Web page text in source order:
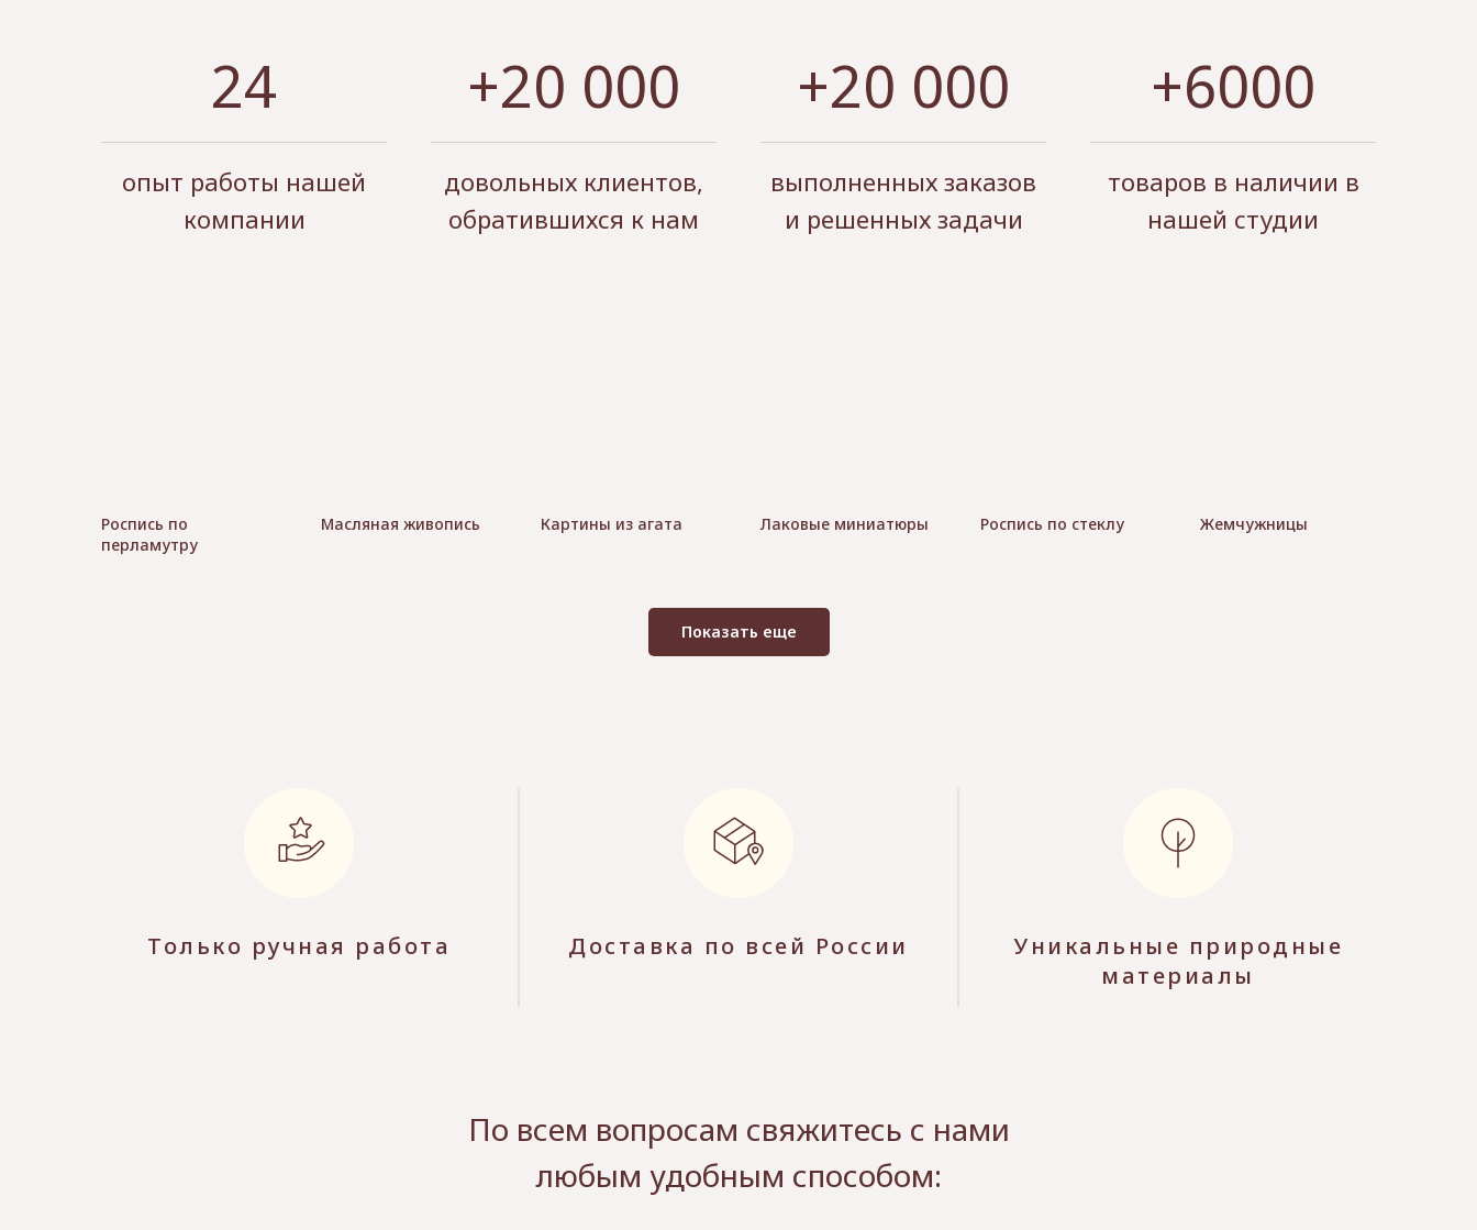
24
опыт работы нашей
компании
+20 000
довольных клиентов,
обратившихся к нам
+20 000
выполненных заказов
и решенных задачи
+6000
товаров в наличии в
нашей студии
Роспись по
перламутру
Масляная живопись Картины из агата Лаковые миниатюры Роспись по стеклу Жемчужницы
Показать еще
Только ручная работа Доставка по всей России
Уникальные природные
материалы
По всем вопросам свяжитесь с нами
любым удобным способом: